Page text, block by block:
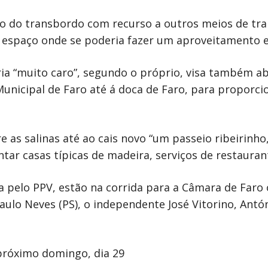
do transbordo com recurso a outros meios de
onde se poderia fazer um aproveitamento
“muito caro”, segundo o próprio, visa também
de Faro até á doca de Faro, para
as salinas até ao cais novo “um passeio
casas típicas de madeira, serviços de
pelo PPV, estão na corrida para a Câmara de
Neves (PS), o independente José Vitorino,
domingo, dia 29